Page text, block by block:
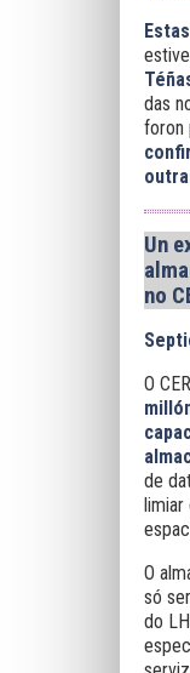
das
foron
Un
no
O
de
limiar
O
só
do